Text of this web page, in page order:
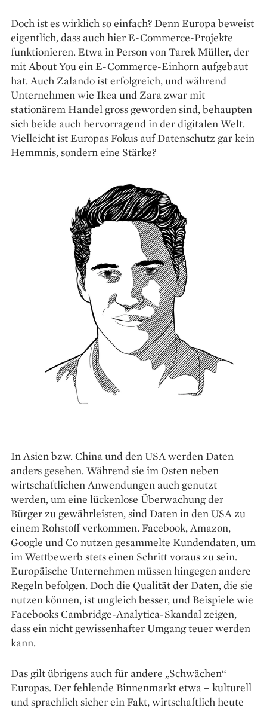
Doch ist es wirklich so einfach? Denn Europa beweist
eigentlich, dass auch hier E-Commerce-Projekte
funktionieren. Etwa in Person von Tarek Müller, der
mit About You ein E-Commerce-Einhorn aufgebaut
hat. Auch Zalando ist erfolgreich, und während
Unternehmen wie Ikea und Zara zwar mit
stationärem Handel gross geworden sind, behaupten
sich beide auch hervorragend in der digitalen Welt.
Vielleicht ist Europas Fokus auf Datenschutz gar kein
Hemmnis, sondern eine Stärke?
In Asien bzw. China und den USA werden Daten
anders gesehen. Während sie im Osten neben
wirtschaftlichen Anwendungen auch genutzt
werden, um eine lückenlose Überwachung der
Bürger zu gewährleisten, sind Daten in den USA zu
einem Rohstoff verkommen. Facebook, Amazon,
Google und Co nutzen gesammelte Kundendaten, um
im Wettbewerb stets einen Schritt voraus zu sein.
Europäische Unternehmen müssen hingegen andere
Regeln befolgen. Doch die Qualität der Daten, die sie
nutzen können, ist ungleich besser, und Beispiele wie
Facebooks Cambridge-­Analytica-Skandal zeigen,
dass ein nicht gewissenhafter Umgang teuer werden
kann.
Das gilt übrigens auch für andere „Schwächen“
Europas. Der fehlende Binnenmarkt etwa – kulturell
und sprachlich sicher ein Fakt, wirtschaftlich heute